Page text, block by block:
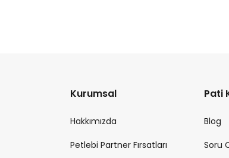
Kurumsal
Hakkımızda
Petlebi Partner Fırsatları
Pati
Blog
Soru